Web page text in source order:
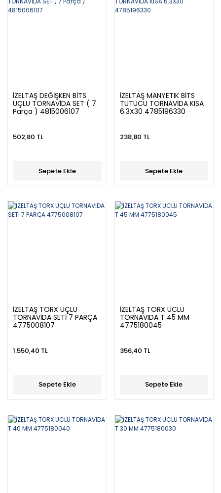
İZELTAŞ DEĞİŞKEN BİTS
UÇLU TORNAVİDA SET ( 7
Parça ) 4815006107
502,80 TL
Sepete Ekle
İZELTAŞ MANYETIK BİTS
TUTUCU TORNAVİDA KISA
6.3X30 4785196330
238,80 TL
Sepete Ekle
İZELTAŞ TORX UÇLU
TORNAVİDA SETİ 7 PARÇA
4775008107
1.550,40 TL
Sepete Ekle
İZELTAŞ TORX UCLU
TORNAVIDA T 45 MM
4775180045
356,40 TL
Sepete Ekle